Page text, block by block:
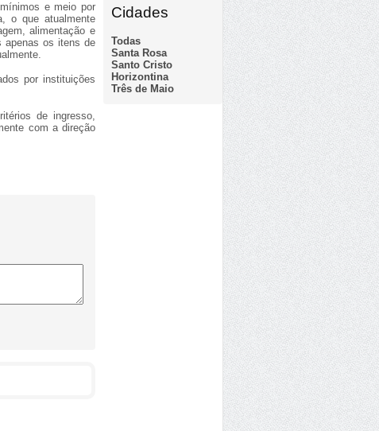
e meio por
o que atualmente
alimentação e
apenas os itens de
por instituições
de ingresso,
com a direção
Cidades
Todas
Santa Rosa
Santo Cristo
Horizontina
Três de Maio